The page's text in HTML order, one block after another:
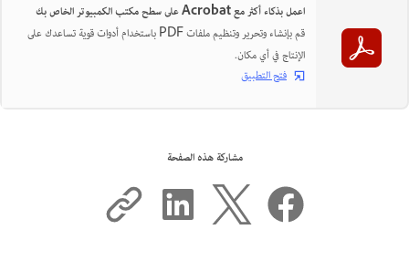
اعمل بذكاء أكثر مع Acrobat على سطح مكتب الكمبيوتر الخاص بك
قم بإنشاء وتحرير وتنظيم ملفات PDF باستخدام أدوات قوية تساعدك على
الإنتاج في أي مكان.
فتح التطبيق
مشاركة هذه الصفحة